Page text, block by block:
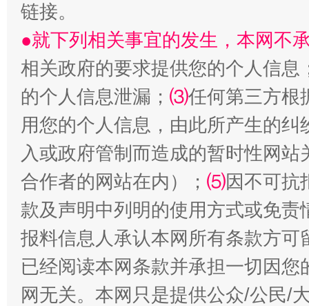
受贿1.44亿！段成刚被判无期 从幼
全民健身五年计划来了！等你上场
链接。
●就下列相关事宜的发生，本网不
相关政府的要求提供您的个人信息
的个人信息泄漏； ⑶任何第三方根
用您的个人信息，由此所产生的纠
入或政府管制而造成的暂时性网
合作者的网站在内）； ⑸因不可抗
款及声明中列明的使用方式或免责
报料信息人承认本网所有条款方
已经阅读本网条款并承担一切因
网无关。本网只是提供公众/公民/